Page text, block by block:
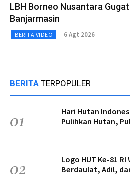
LBH Borneo Nusantara
Banjarmasin
BERITA VIDEO 6 Agt 2026
BERITA TERPOPULER
01
Hari Hutan
Pulihkan Hutan,
02
Logo HUT Ke-81
Berdaulat, Adil,